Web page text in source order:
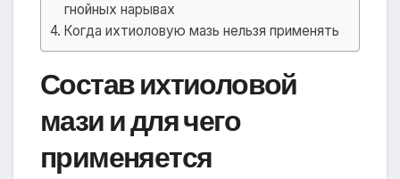
гнойных нарывах
Когда ихтиоловую мазь нельзя применять
Состав ихтиоловой
мази и для чего
применяется